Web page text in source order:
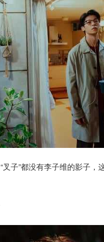
子”都没有李子维的影子，